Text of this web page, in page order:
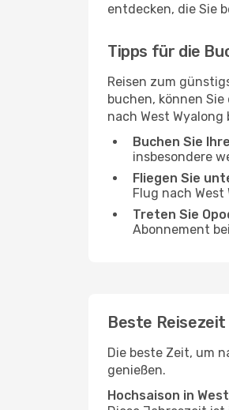
entdecken, die Sie
Tipps für die
Reisen zum
buchen, können
nach West Wyalong
Buchen Sie
insbesondere
Fliegen Sie
Flug nach West
Treten Sie
Abonnement
Beste
Die beste Zeit, um
genießen.
Hochsaison in